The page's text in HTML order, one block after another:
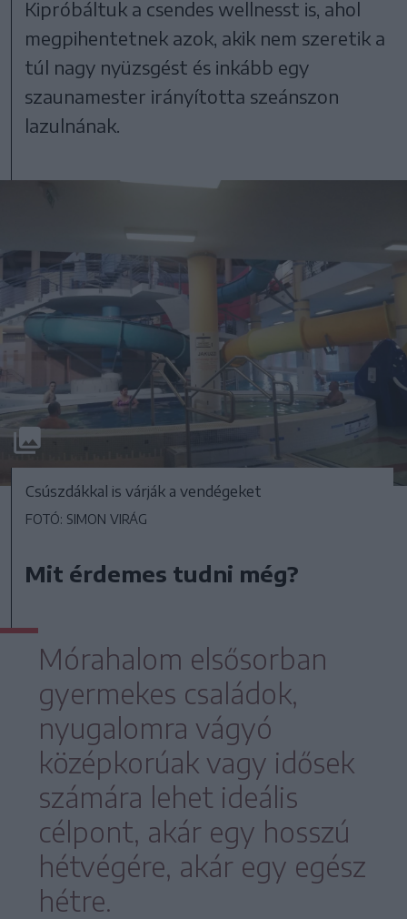
Kipróbáltuk a csendes wellnesst is, ahol
megpihentetnek azok, akik nem szeretik a
túl nagy nyüzsgést és inkább egy
szaunamester irányította szeánszon
lazulnának.
Csúszdákkal is várják a vendégeket
FOTÓ: SIMON VIRÁG
Mit érdemes tudni még?
Mórahalom elsősorban
gyermekes családok,
nyugalomra vágyó
középkorúak vagy idősek
számára lehet ideális
célpont, akár egy hosszú
hétvégére, akár egy egész
hétre.